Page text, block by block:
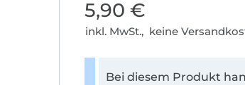
5,90 €
inkl. MwSt., keine
Bei diesem Produkt